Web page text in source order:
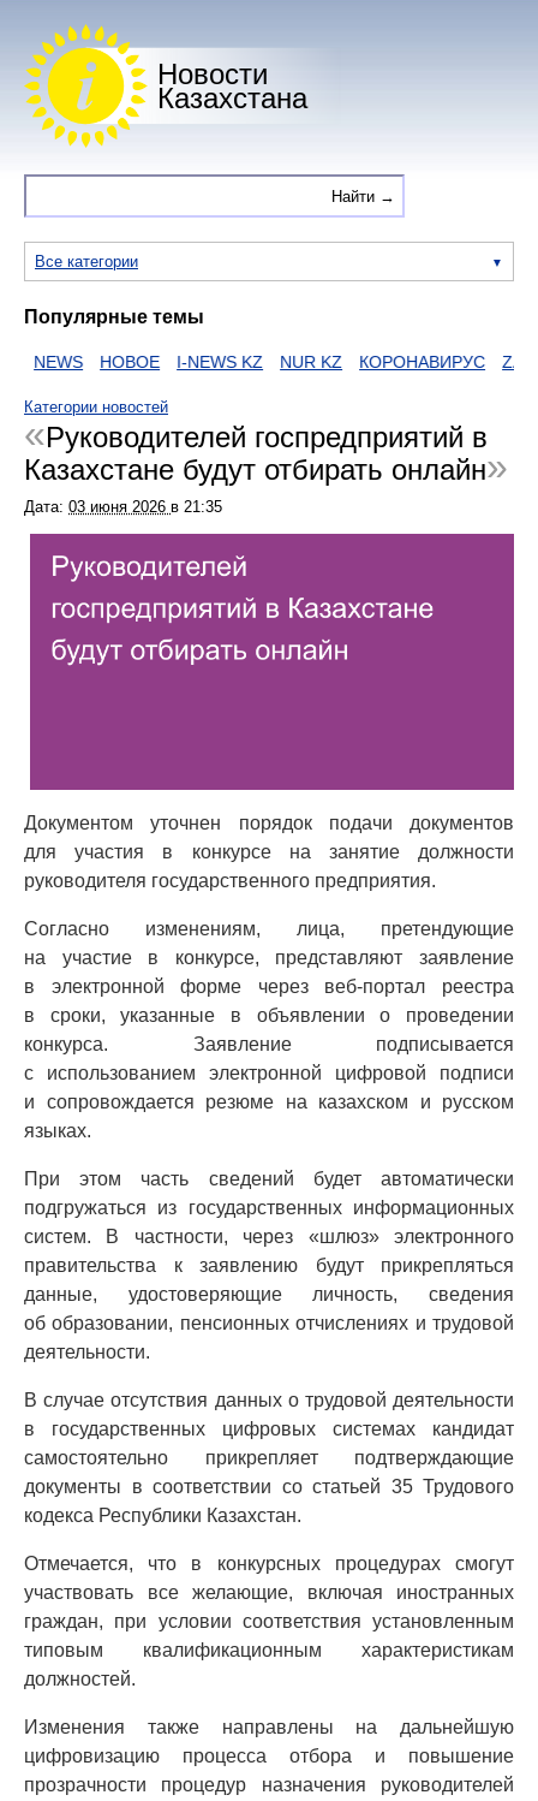
Новости
Казахстана
Все категории
Популярные темы
NEWS НОВОЕ I-NEWS KZ NUR KZ КОРОНАВИРУС
Категории новостей
Руководителей госпредприятий в
Казахстане будут отбирать онлайн
Дата: 03 июня 2026 в 21:35
Документом уточнен порядок подачи документов
для участия в конкурсе на занятие должности
руководителя государственного предприятия.
Согласно изменениям, лица, претендующие
на участие в конкурсе, представляют заявление
в электронной форме через веб-портал реестра
в сроки, указанные в объявлении о проведении
конкурса. Заявление подписывается
с использованием электронной цифровой подписи
и сопровождается резюме на казахском и русском
языках.
При этом часть сведений будет автоматически
подгружаться из государственных информационных
систем. В частности, через «шлюз» электронного
правительства к заявлению будут прикрепляться
данные, удостоверяющие личность, сведения
об образовании, пенсионных отчислениях и трудовой
деятельности.
В случае отсутствия данных о трудовой деятельности
в государственных цифровых системах кандидат
самостоятельно прикрепляет подтверждающие
документы в соответствии со статьей 35 Трудового
кодекса Республики Казахстан.
Отмечается, что в конкурсных процедурах смогут
участвовать все желающие, включая иностранных
граждан, при условии соответствия установленным
типовым квалификационным характеристикам
должностей.
Изменения также направлены на дальнейшую
цифровизацию процесса отбора и повышение
прозрачности процедур назначения руководителей